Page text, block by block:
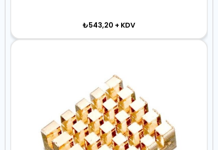
₺543,20 + KDV